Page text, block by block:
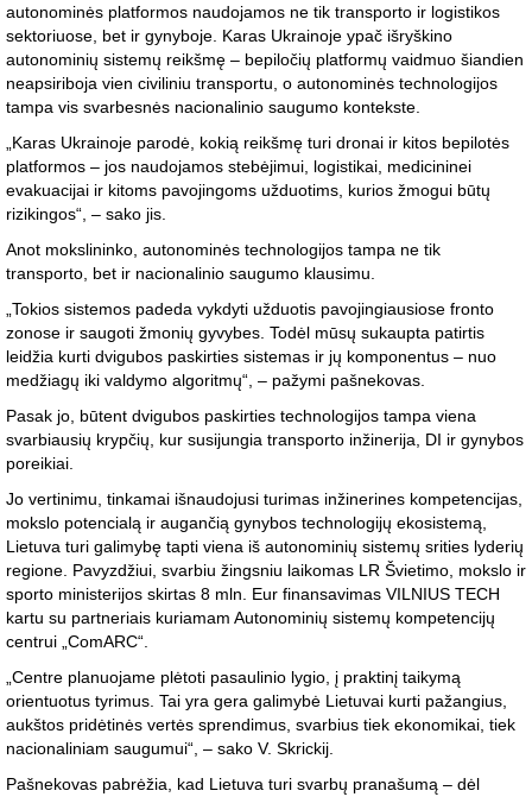
autonominės platformos naudojamos ne tik transporto ir logistikos
sektoriuose, bet ir gynyboje. Karas Ukrainoje ypač išryškino
autonominių sistemų reikšmę – bepiločių platformų vaidmuo šiandien
neapsiriboja vien civiliniu transportu, o autonominės technologijos
tampa vis svarbesnės nacionalinio saugumo kontekste.
„Karas Ukrainoje parodė, kokią reikšmę turi dronai ir kitos bepilotės
platformos – jos naudojamos stebėjimui, logistikai, medicininei
evakuacijai ir kitoms pavojingoms užduotims, kurios žmogui būtų
rizikingos“, – sako jis.
Anot mokslininko, autonominės technologijos tampa ne tik
transporto, bet ir nacionalinio saugumo klausimu.
„Tokios sistemos padeda vykdyti užduotis pavojingiausiose fronto
zonose ir saugoti žmonių gyvybes. Todėl mūsų sukaupta patirtis
leidžia kurti dvigubos paskirties sistemas ir jų komponentus – nuo
medžiagų iki valdymo algoritmų“, – pažymi pašnekovas.
Pasak jo, būtent dvigubos paskirties technologijos tampa viena
svarbiausių krypčių, kur susijungia transporto inžinerija, DI ir gynybos
poreikiai.
Jo vertinimu, tinkamai išnaudojusi turimas inžinerines kompetencijas,
mokslo potencialą ir augančią gynybos technologijų ekosistemą,
Lietuva turi galimybę tapti viena iš autonominių sistemų srities lyderių
regione. Pavyzdžiui, svarbiu žingsniu laikomas LR Švietimo, mokslo ir
sporto ministerijos skirtas 8 mln. Eur finansavimas VILNIUS TECH
kartu su partneriais kuriamam Autonominių sistemų kompetencijų
centrui „ComARC“.
„Centre planuojame plėtoti pasaulinio lygio, į praktinį taikymą
orientuotus tyrimus. Tai yra gera galimybė Lietuvai kurti pažangius,
aukštos pridėtinės vertės sprendimus, svarbius tiek ekonomikai, tiek
nacionaliniam saugumui“, – sako V. Skrickij.
Pašnekovas pabrėžia, kad Lietuva turi svarbų pranašumą – dėl